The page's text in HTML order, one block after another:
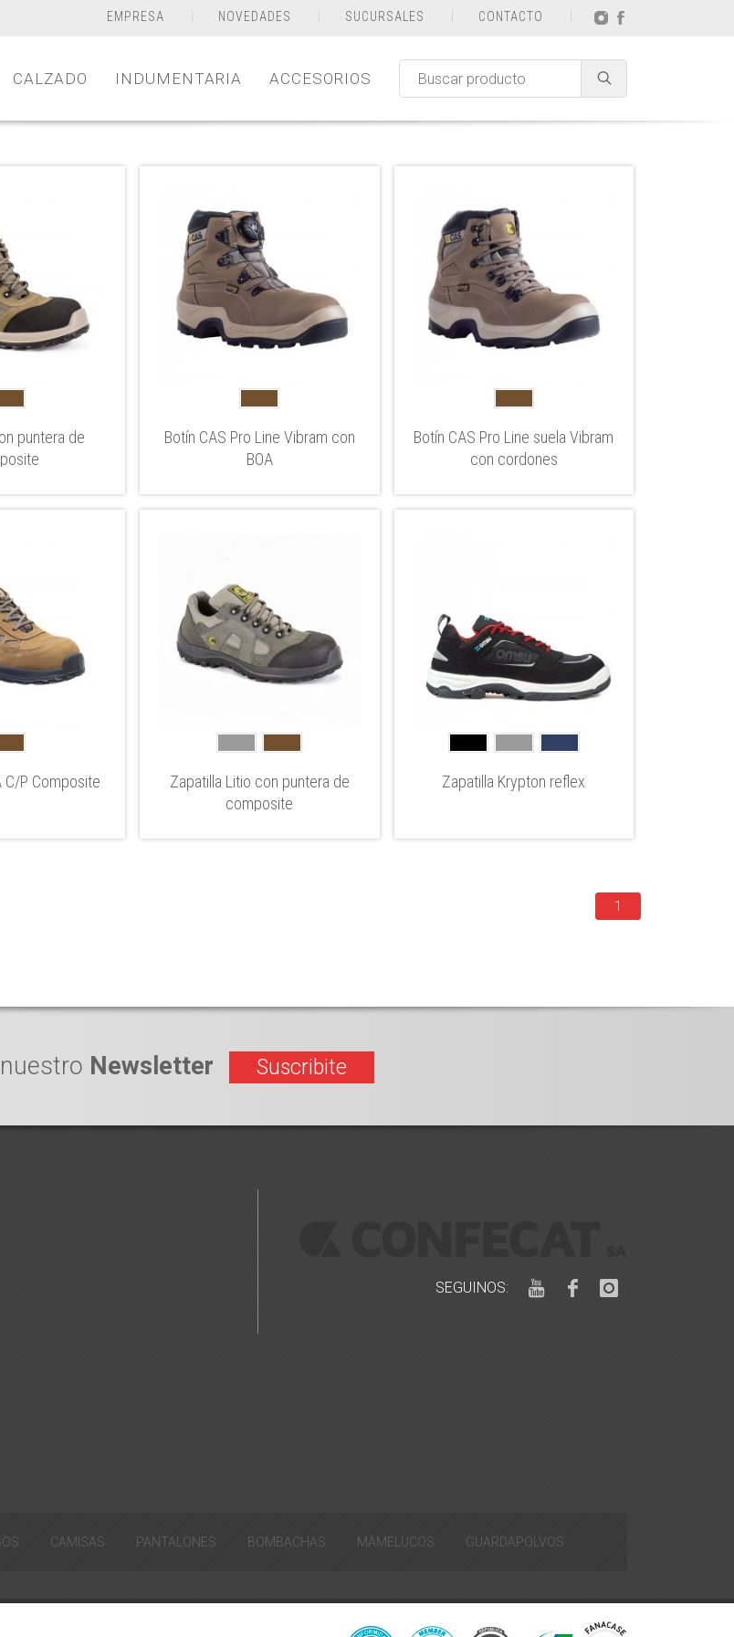
EMPRESA NOVEDADES SUCURSALES CONTACTO
CALZADO INDUMENTARIA ACCESORIOS
puntera de
Botín CAS Pro Line Vibram con
BOA
Botín CAS Pro Line suela Vibram
con cordones
C/P Composite
Zapatilla Litio con puntera de
composite
Zapatilla Krypton reflex
1
Newsletter Suscribite
SEGUINOS:
CAMISAS PANTALONES BOMBACHAS MAMELUCOS GUARDAPOLVOS